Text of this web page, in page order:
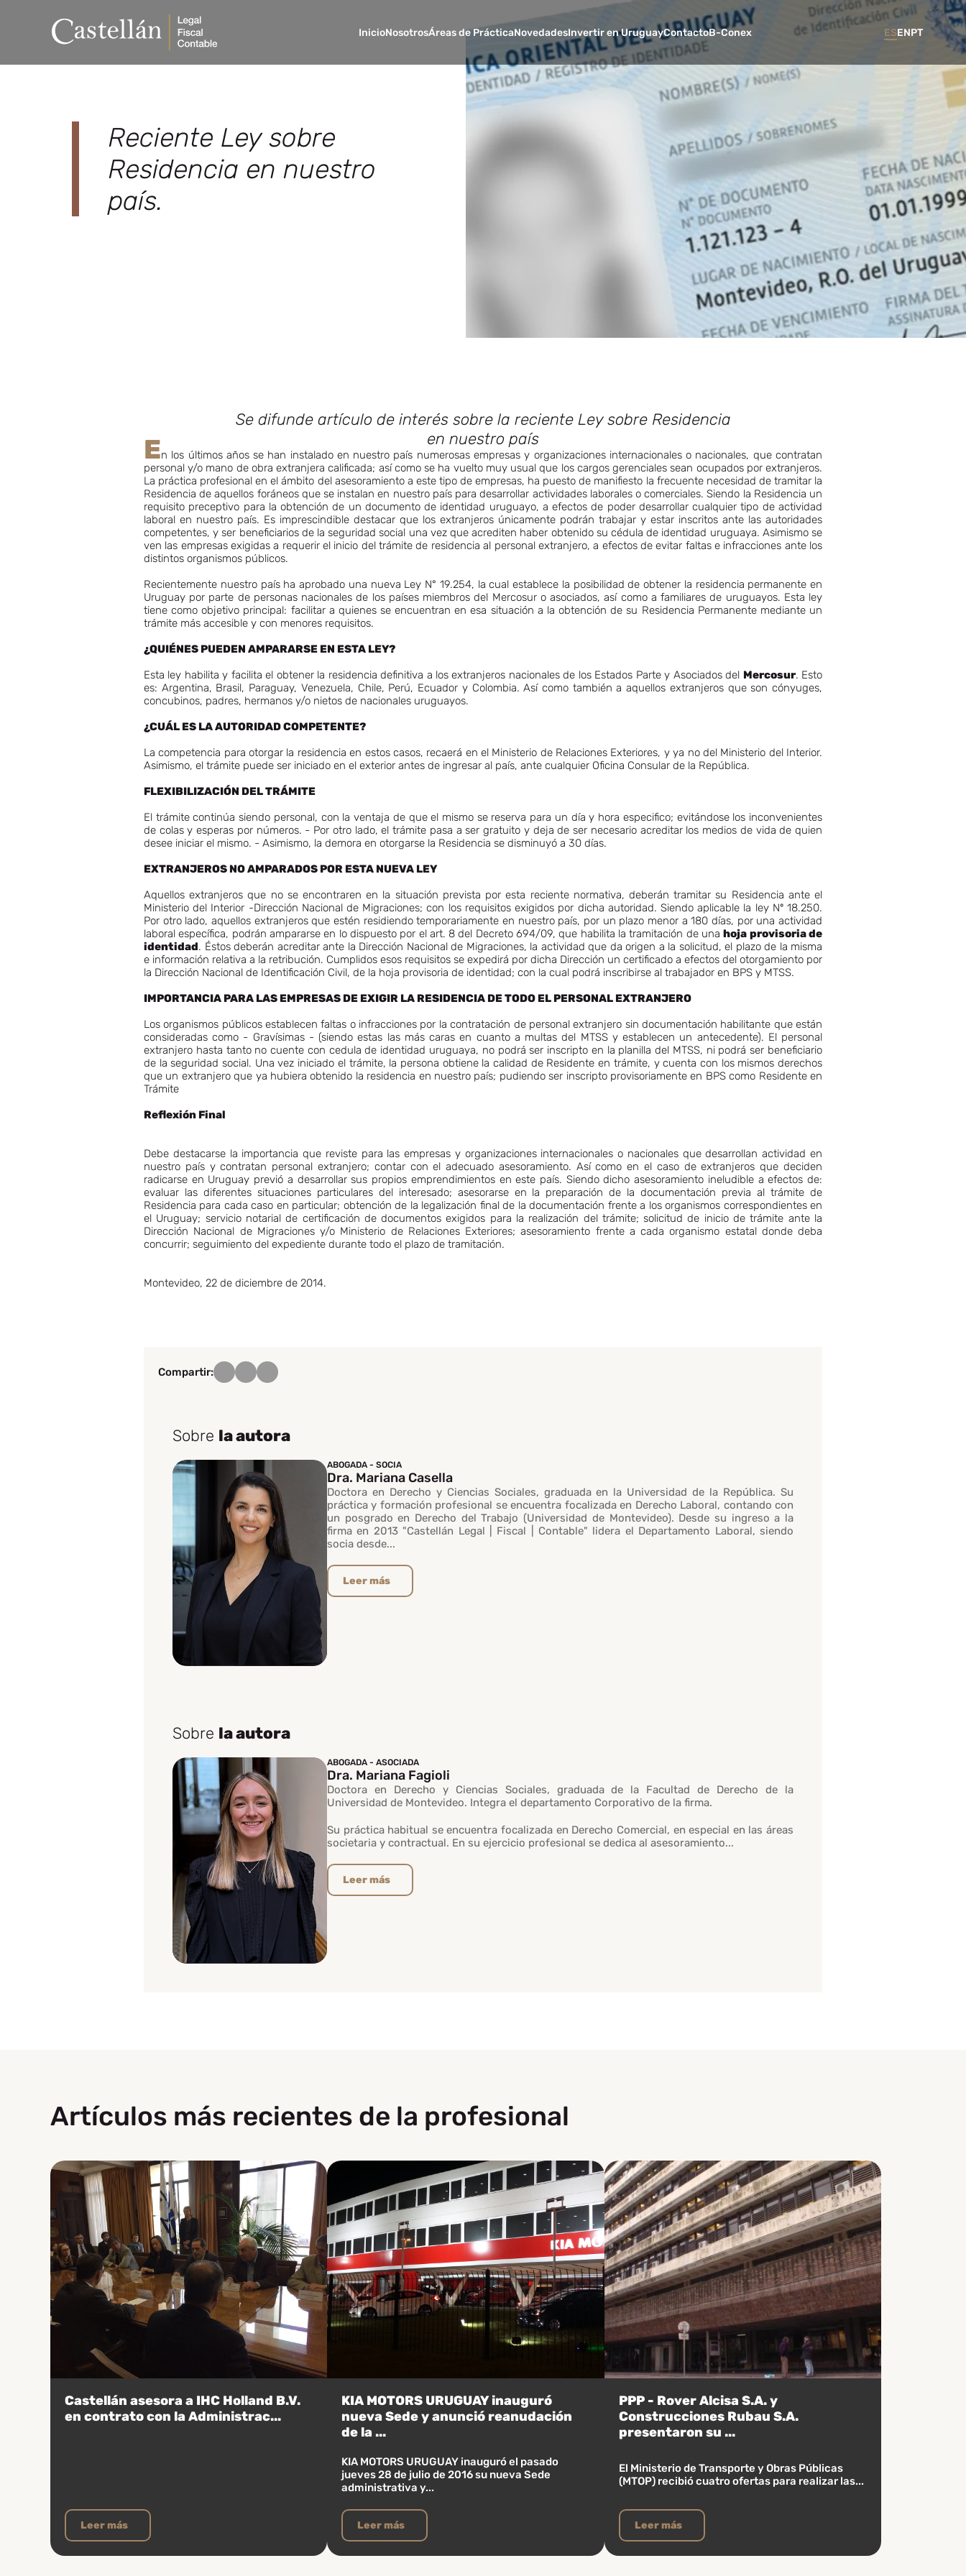
InicioNosotrosÁreas de PrácticaNovedadesInvertir en UruguayContactoB-Conex ESENPT
Reciente Ley sobre
Residencia en nuestro
país.
Se difunde artículo de interés sobre la reciente Ley sobre Residencia
en nuestro país
En los últimos años se han instalado en nuestro país numerosas empresas y organizaciones internacionales o nacionales, que contratan
personal y/o mano de obra extranjera calificada; así como se ha vuelto muy usual que los cargos gerenciales sean ocupados por extranjeros.
La práctica profesional en el ámbito del asesoramiento a este tipo de empresas, ha puesto de manifiesto la frecuente necesidad de tramitar la
Residencia de aquellos foráneos que se instalan en nuestro país para desarrollar actividades laborales o comerciales. Siendo la Residencia un
requisito preceptivo para la obtención de un documento de identidad uruguayo, a efectos de poder desarrollar cualquier tipo de actividad
laboral en nuestro país. Es imprescindible destacar que los extranjeros únicamente podrán trabajar y estar inscritos ante las autoridades
competentes, y ser beneficiarios de la seguridad social una vez que acrediten haber obtenido su cédula de identidad uruguaya. Asimismo se
ven las empresas exigidas a requerir el inicio del trámite de residencia al personal extranjero, a efectos de evitar faltas e infracciones ante los
distintos organismos públicos.
Recientemente nuestro país ha aprobado una nueva Ley N° 19.254, la cual establece la posibilidad de obtener la residencia permanente en
Uruguay por parte de personas nacionales de los países miembros del Mercosur o asociados, así como a familiares de uruguayos. Esta ley
tiene como objetivo principal: facilitar a quienes se encuentran en esa situación a la obtención de su Residencia Permanente mediante un
trámite más accesible y con menores requisitos.
¿QUIÉNES PUEDEN AMPARARSE EN ESTA LEY?
Esta ley habilita y facilita el obtener la residencia definitiva a los extranjeros nacionales de los Estados Parte y Asociados del Mercosur. Esto
es: Argentina, Brasil, Paraguay, Venezuela, Chile, Perú, Ecuador y Colombia. Así como también a aquellos extranjeros que son cónyuges,
concubinos, padres, hermanos y/o nietos de nacionales uruguayos.
¿CUÁL ES LA AUTORIDAD COMPETENTE?
La competencia para otorgar la residencia en estos casos, recaerá en el Ministerio de Relaciones Exteriores, y ya no del Ministerio del Interior.
Asimismo, el trámite puede ser iniciado en el exterior antes de ingresar al país, ante cualquier Oficina Consular de la República.
FLEXIBILIZACIÓN DEL TRÁMITE
El trámite continúa siendo personal, con la ventaja de que el mismo se reserva para un día y hora especifico; evitándose los inconvenientes
de colas y esperas por números. - Por otro lado, el trámite pasa a ser gratuito y deja de ser necesario acreditar los medios de vida de quien
desee iniciar el mismo. - Asimismo, la demora en otorgarse la Residencia se disminuyó a 30 días.
EXTRANJEROS NO AMPARADOS POR ESTA NUEVA LEY
Aquellos extranjeros que no se encontraren en la situación prevista por esta reciente normativa, deberán tramitar su Residencia ante el
Ministerio del Interior -Dirección Nacional de Migraciones; con los requisitos exigidos por dicha autoridad. Siendo aplicable la ley Nº 18.250.
Por otro lado, aquellos extranjeros que estén residiendo temporariamente en nuestro país, por un plazo menor a 180 días, por una actividad
laboral específica, podrán ampararse en lo dispuesto por el art. 8 del Decreto 694/09, que habilita la tramitación de unahoja provisoria de
identidad. Éstos deberán acreditar ante la Dirección Nacional de Migraciones, la actividad que da origen a la solicitud, el plazo de la misma
e información relativa a la retribución. Cumplidos esos requisitos se expedirá por dicha Dirección un certificado a efectos del otorgamiento por
la Dirección Nacional de Identificación Civil, de la hoja provisoria de identidad; con la cual podrá inscribirse al trabajador en BPS y MTSS.
IMPORTANCIA PARA LAS EMPRESAS DE EXIGIR LA RESIDENCIA DE TODO EL PERSONAL EXTRANJERO
Los organismos públicos establecen faltas o infracciones por la contratación de personal extranjero sin documentación habilitante que están
consideradas como - Gravísimas - (siendo estas las más caras en cuanto a multas del MTSS y establecen un antecedente). El personal
extranjero hasta tanto no cuente con cedula de identidad uruguaya, no podrá ser inscripto en la planilla del MTSS, ni podrá ser beneficiario
de la seguridad social. Una vez iniciado el trámite, la persona obtiene la calidad de Residente en trámite, y cuenta con los mismos derechos
que un extranjero que ya hubiera obtenido la residencia en nuestro país; pudiendo ser inscripto provisoriamente en BPS como Residente en
Trámite
Reflexión Final
Debe destacarse la importancia que reviste para las empresas y organizaciones internacionales o nacionales que desarrollan actividad en
nuestro país y contratan personal extranjero; contar con el adecuado asesoramiento. Así como en el caso de extranjeros que deciden
radicarse en Uruguay previó a desarrollar sus propios emprendimientos en este país. Siendo dicho asesoramiento ineludible a efectos de:
evaluar las diferentes situaciones particulares del interesado; asesorarse en la preparación de la documentación previa al trámite de
Residencia para cada caso en particular; obtención de la legalización final de la documentación frente a los organismos correspondientes en
el Uruguay; servicio notarial de certificación de documentos exigidos para la realización del trámite; solicitud de inicio de trámite ante la
Dirección Nacional de Migraciones y/o Ministerio de Relaciones Exteriores; asesoramiento frente a cada organismo estatal donde deba
concurrir; seguimiento del expediente durante todo el plazo de tramitación.
Montevideo, 22 de diciembre de 2014.
Compartir:
Sobre la autora
ABOGADA - SOCIA
Dra. Mariana Casella
Doctora en Derecho y Ciencias Sociales, graduada en la Universidad de la República. Su
práctica y formación profesional se encuentra focalizada en Derecho Laboral, contando con
un posgrado en Derecho del Trabajo (Universidad de Montevideo). Desde su ingreso a la
firma en 2013 "Castellán Legal | Fiscal | Contable" lidera el Departamento Laboral, siendo
socia desde...
Leer más
Sobre la autora
ABOGADA - ASOCIADA
Dra. Mariana Fagioli
Doctora en Derecho y Ciencias Sociales, graduada de la Facultad de Derecho de la
Universidad de Montevideo. Integra el departamento Corporativo de la firma.
Su práctica habitual se encuentra focalizada en Derecho Comercial, en especial en las áreas
societaria y contractual. En su ejercicio profesional se dedica al asesoramiento...
Leer más
Artículos más recientes de la profesional
Castellán asesora a IHC Holland B.V.
en contrato con la Administrac...
Leer más
KIA MOTORS URUGUAY inauguró
nueva Sede y anunció reanudación
de la ...
KIA MOTORS URUGUAY inauguró el pasado
jueves 28 de julio de 2016 su nueva Sede
administrativa y...
Leer más
PPP - Rover Alcisa S.A. y
Construcciones Rubau S.A.
presentaron su ...
El Ministerio de Transporte y Obras Públicas
(MTOP) recibió cuatro ofertas para realizar las...
Leer más